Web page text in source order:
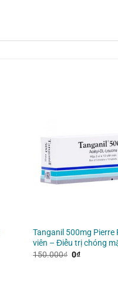
Tanganil 500mg Pierre
viên – Điều trị chóng
150.000₫ Giá
0₫Giá